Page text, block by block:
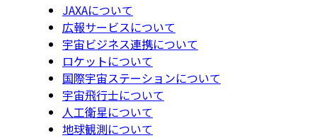
JAXAについて
広報サービスについて
宇宙ビジネス連携について
ロケットについて
国際宇宙ステーションについて
宇宙飛行士について
人工衛星について
地球観測について